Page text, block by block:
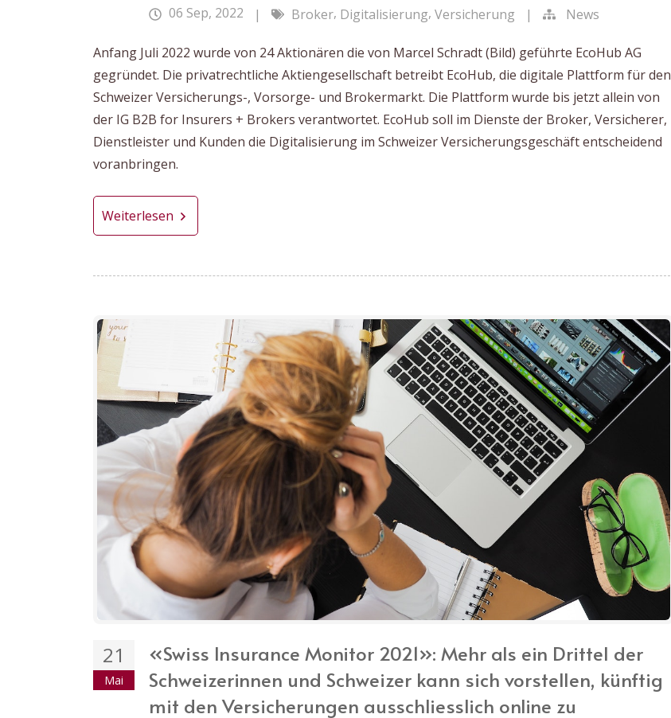
06 Sep, 2022 | Broker, Digitalisierung, Versicherung | News
Anfang Juli 2022 wurde von 24 Aktionären die von Marcel Schradt (Bild) geführte EcoHub AG
gegründet. Die privatrechtliche Aktiengesellschaft betreibt EcoHub, die digitale Plattform für den
Schweizer Versicherungs-, Vorsorge- und Brokermarkt. Die Plattform wurde bis jetzt allein von
der IG B2B for Insurers + Brokers verantwortet. EcoHub soll im Dienste der Broker, Versicherer,
Dienstleister und Kunden die Digitalisierung im Schweizer Versicherungsgeschäft entscheidend
voranbringen.
Weiterlesen
21
Mai
«Swiss Insurance Monitor 2021»: Mehr als ein Drittel der
Schweizerinnen und Schweizer kann sich vorstellen, künftig
mit den Versicherungen ausschliesslich online zu